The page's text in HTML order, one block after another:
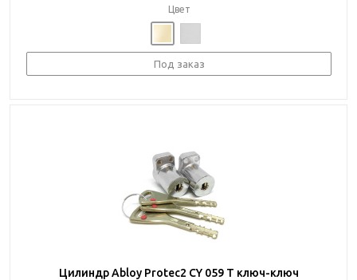
Цвет
Под заказ
Цилиндр Abloy Protec2 CY 059 T ключ-ключ